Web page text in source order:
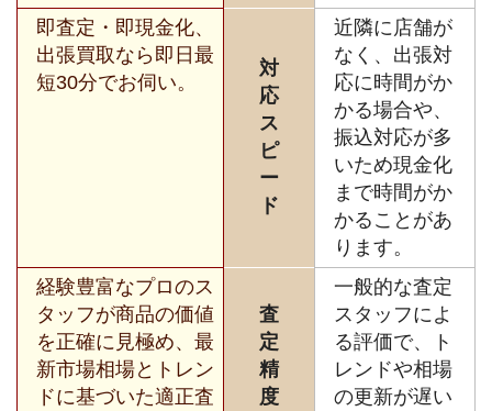
即査定・即現金化、
出張買取なら即日最
短30分でお伺い。
対
応
ス
ピ
ー
ド
近隣に店舗が
なく、出張対
応に時間がか
かる場合や、
振込対応が多
いため現金化
まで時間がか
かることがあ
ります。
経験豊富なプロのス
タッフが商品の価値
を正確に見極め、最
新市場相場とトレン
ドに基づいた適正査
査
定
精
度
一般的な査定
スタッフによ
る評価で、ト
レンドや相場
の更新が遅い